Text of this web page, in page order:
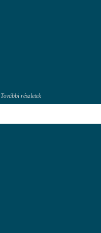
További részletek